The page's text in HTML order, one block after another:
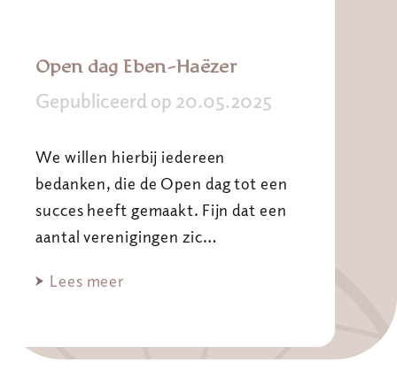
Open dag Eben-Haëzer
Gepubliceerd op 20.05.2025
We willen hierbij iedereen
bedanken, die de Open dag tot een
succes heeft gemaakt. Fijn dat een
aantal verenigingen zic…
Lees meer